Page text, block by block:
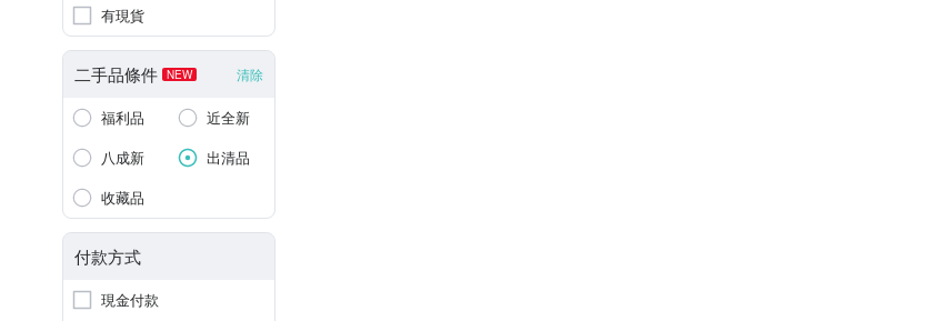
有現貨
二手品條件 NEW 清除
福利品
近全新
八成新
出清品
收藏品
付款方式
現金付款